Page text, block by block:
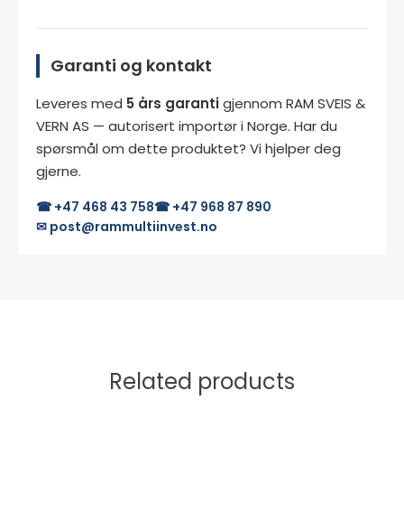
Garanti og kontakt
Leveres med 5 års garantigjennom RAM SVEIS &
VERN AS — autorisert importør i Norge. Har du
spørsmål om dette produktet? Vi hjelper deg
gjerne.
☎ +47 468 43 758☎ +47 968 87 890
✉ post@rammultiinvest.no
Related products